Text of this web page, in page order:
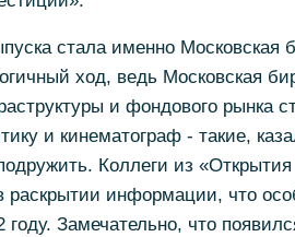
стала именно Московская
ход, ведь Московская
и фондового рынка
и кинематограф - такие,
Коллеги из
информации, что
году. Замечательно, что